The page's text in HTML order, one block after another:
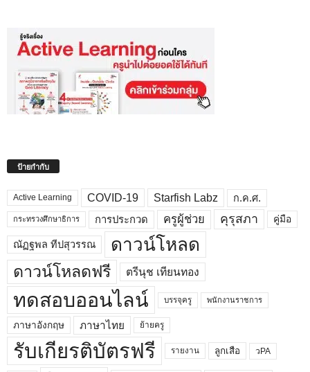
ป้ายกำกับ
Active Learning COVID-19 Starfish Labz ก.ค.ศ.
กระทรวงศึกษาธิการ การประกวด ครูผู้ช่วย คุรุสภา คู่มือ
ณัฏฐพล ทีปสุวรรณ ดาวน์โหลด
ดาวน์โหลดฟรี ตรีนุช เทียนทอง
ทดสอบออนไลน์ บรรจุครู พนักงานราชการ
ภาษาอังกฤษ ภาษาไทย ย้ายครู
รับเกียรติบัตรฟรี รายงาน ลูกเสือ วPA